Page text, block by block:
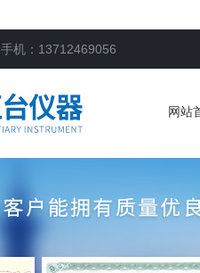
手机：13712469056
网站